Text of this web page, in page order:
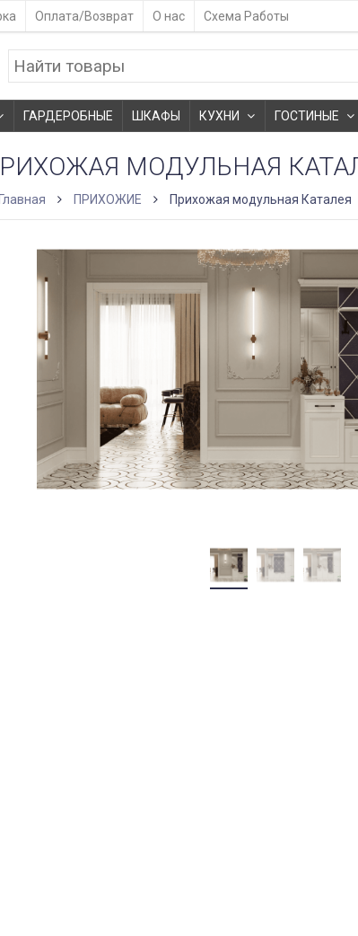
Оплата/Возврат О нас Схема Работы
ГАРДЕРОБНЫЕ ШКАФЫ КУХНИ ГОСТИНЫЕ
МОДУЛЬНАЯ
ПРИХОЖИЕ Прихожая модульная Каталея